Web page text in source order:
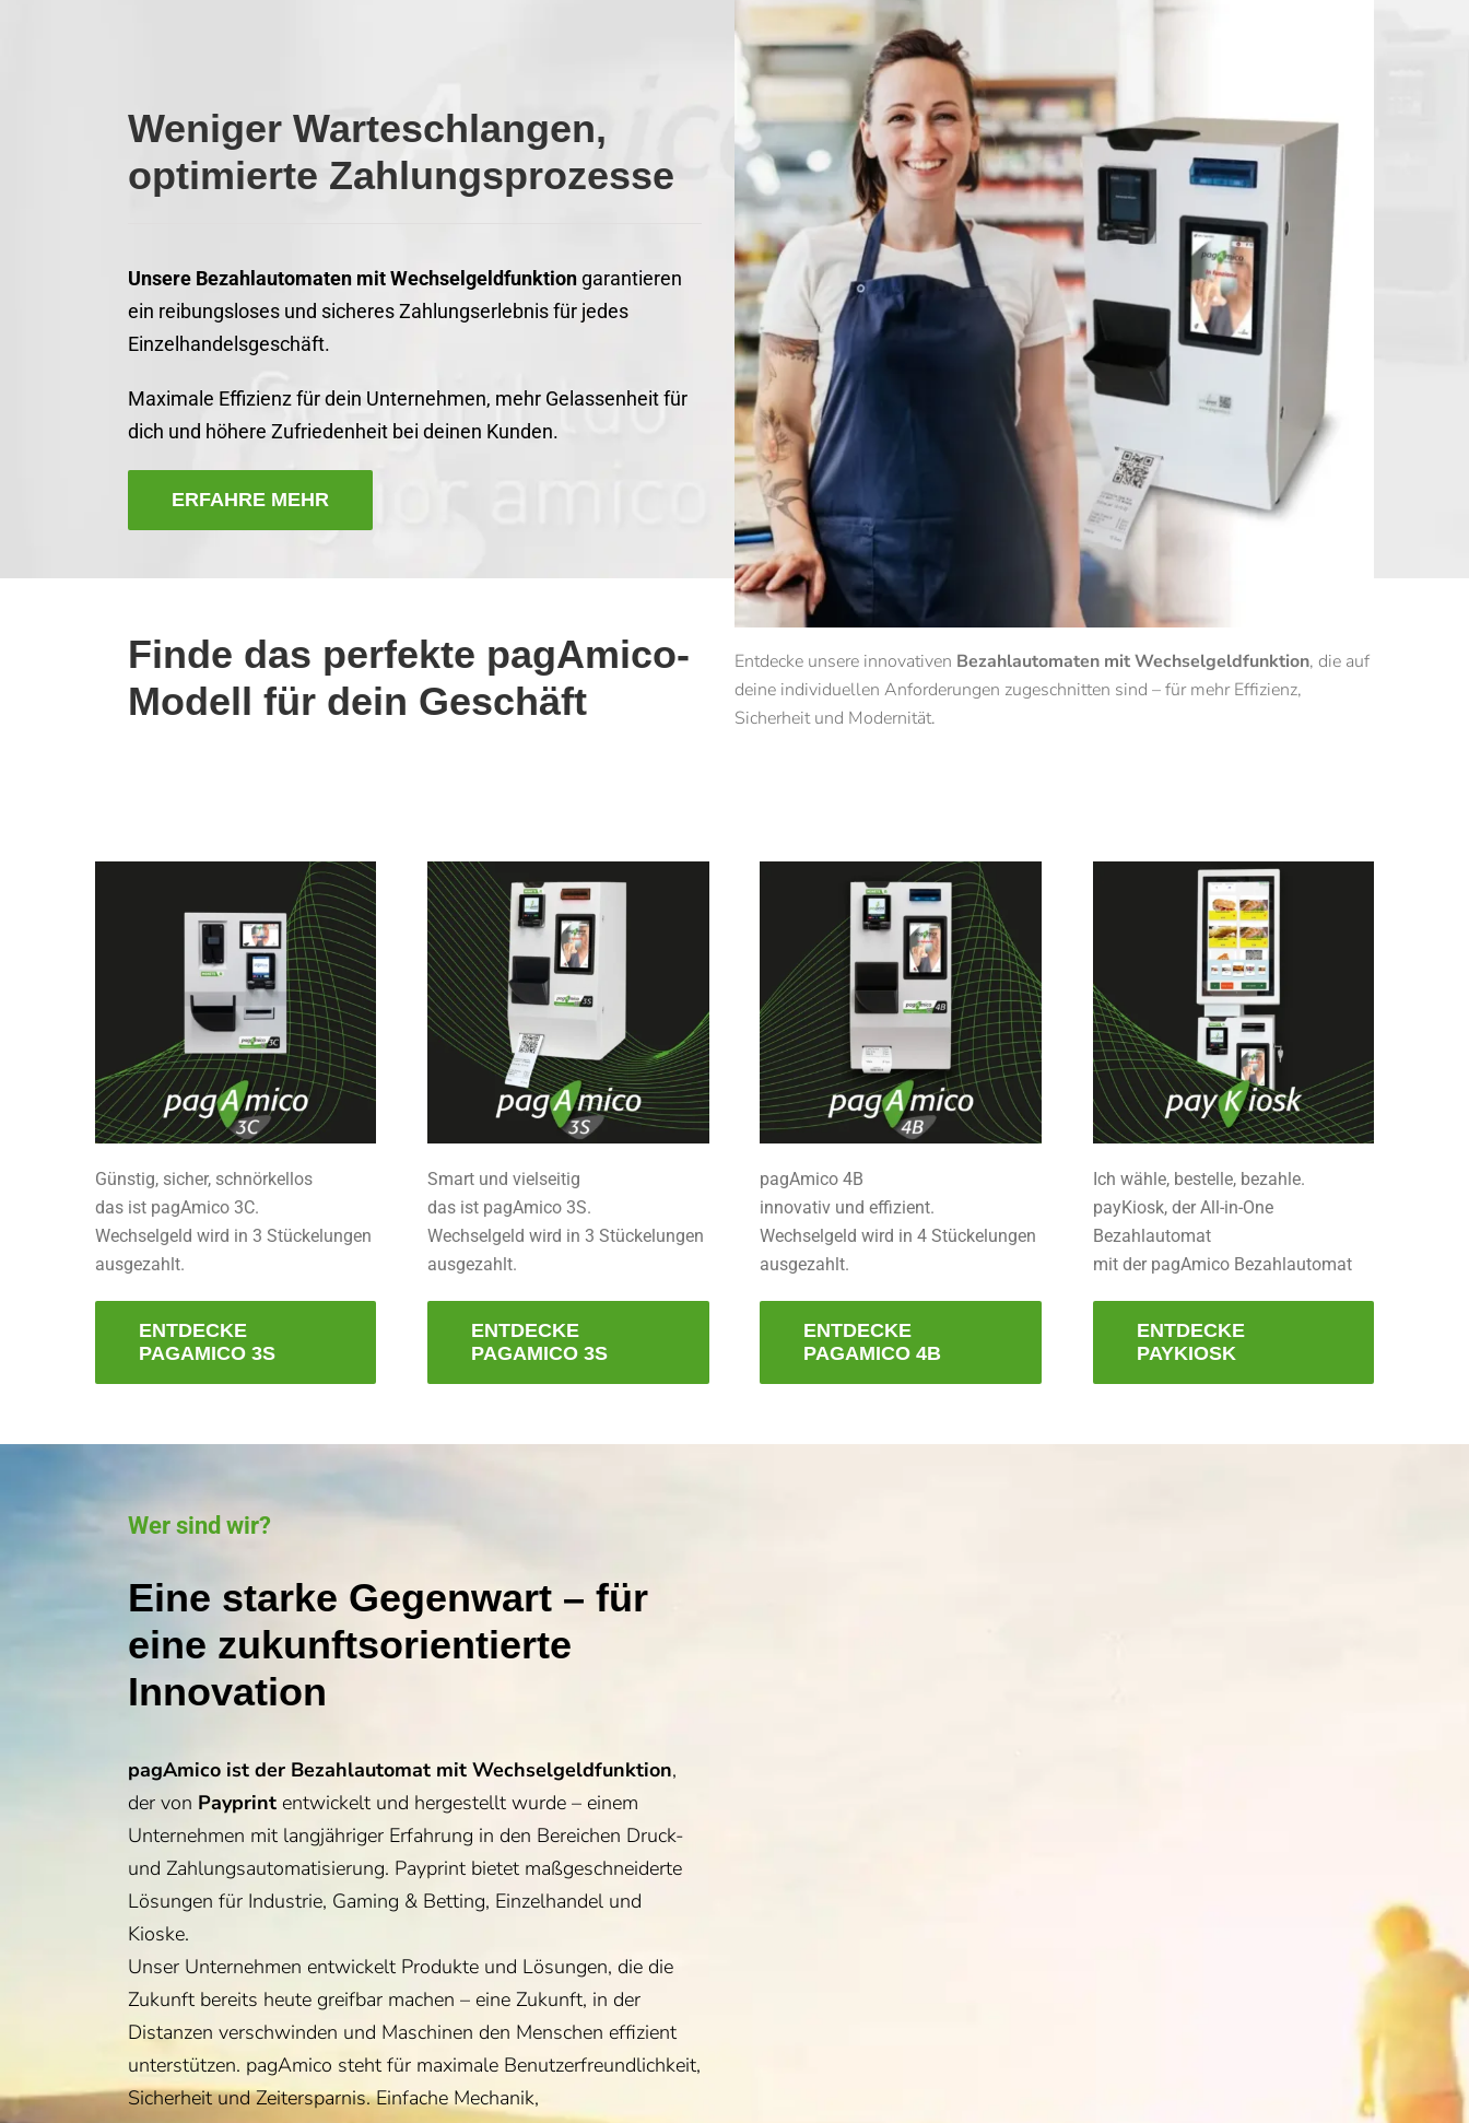
Weniger Warteschlangen,
optimierte Zahlungsprozesse
Unsere Bezahlautomaten mit Wechselgeldfunktion garantieren
ein reibungsloses und sicheres Zahlungserlebnis für jedes
Einzelhandelsgeschäft.
Maximale Effizienz für dein Unternehmen, mehr Gelassenheit für
dich und höhere Zufriedenheit bei deinen Kunden.
ERFAHRE MEHR
Finde das perfekte pagAmico-
Modell für dein Geschäft
Entdecke unsere innovativen Bezahlautomaten mit Wechselgeldfunktion, die auf
deine individuellen Anforderungen zugeschnitten sind – für mehr Effizienz,
Sicherheit und Modernität.
Günstig, sicher, schnörkellos
das ist pagAmico 3C.
Wechselgeld wird in 3 Stückelungen
ausgezahlt.
ENTDECKE
PAGAMICO 3S
Smart und vielseitig
das ist pagAmico 3S.
Wechselgeld wird in 3 Stückelungen
ausgezahlt.
ENTDECKE
PAGAMICO 3S
pagAmico 4B
innovativ und effizient.
Wechselgeld wird in 4 Stückelungen
ausgezahlt.
ENTDECKE
PAGAMICO 4B
Ich wähle, bestelle, bezahle.
payKiosk, der All-in-One
Bezahlautomat
mit der pagAmico Bezahlautomat
ENTDECKE
PAYKIOSK
Wer sind wir?
Eine starke Gegenwart – für
eine zukunftsorientierte
Innovation
pagAmico ist der Bezahlautomat mit Wechselgeldfunktion,
der von Payprint entwickelt und hergestellt wurde – einem
Unternehmen mit langjähriger Erfahrung in den Bereichen Druck-
und Zahlungsautomatisierung. Payprint bietet maßgeschneiderte
Lösungen für Industrie, Gaming & Betting, Einzelhandel und
Kioske.
Unser Unternehmen entwickelt Produkte und Lösungen, die die
Zukunft bereits heute greifbar machen – eine Zukunft, in der
Distanzen verschwinden und Maschinen den Menschen effizient
unterstützen. pagAmico steht für maximale Benutzerfreundlichkeit,
Sicherheit und Zeitersparnis. Einfache Mechanik,